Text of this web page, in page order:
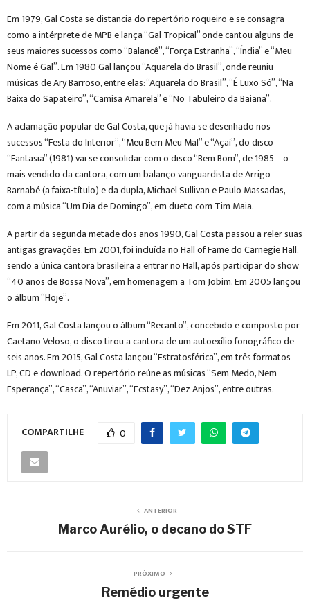
Em 1979, Gal Costa se distancia do repertório roqueiro e se consagra
como a intérprete de MPB e lança “Gal Tropical” onde cantou alguns de
seus maiores sucessos como “Balancê”, “Força Estranha”, “Índia” e “Meu
Nome é Gal”. Em 1980 Gal lançou “Aquarela do Brasil”, onde reuniu
músicas de Ary Barroso, entre elas: “Aquarela do Brasil”, “É Luxo Só”, “Na
Baixa do Sapateiro”, “Camisa Amarela” e “No Tabuleiro da Baiana”.
A aclamação popular de Gal Costa, que já havia se desenhado nos
sucessos “Festa do Interior”, “Meu Bem Meu Mal” e “Açaí”, do disco
“Fantasia” (1981) vai se consolidar com o disco “Bem Bom”, de 1985 – o
mais vendido da cantora, com um balanço vanguardista de Arrigo
Barnabé (a faixa-título) e da dupla, Michael Sullivan e Paulo Massadas,
com a música “Um Dia de Domingo”, em dueto com Tim Maia.
A partir da segunda metade dos anos 1990, Gal Costa passou a reler suas
antigas gravações. Em 2001, foi incluída no Hall of Fame do Carnegie Hall,
sendo a única cantora brasileira a entrar no Hall, após participar do show
“40 anos de Bossa Nova”, em homenagem a Tom Jobim. Em 2005 lançou
o álbum “Hoje”.
Em 2011, Gal Costa lançou o álbum “Recanto”, concebido e composto por
Caetano Veloso, o disco tirou a cantora de um autoexílio fonográfico de
seis anos. Em 2015, Gal Costa lançou “Estratosférica”, em três formatos –
LP, CD e download. O repertório reúne as músicas “Sem Medo, Nem
Esperança”, “Casca”, “Anuviar”, “Ecstasy”, “Dez Anjos”, entre outras.
COMPARTILHE 0
ANTERIOR
Marco Aurélio, o decano do STF
PRÓXIMO
Remédio urgente